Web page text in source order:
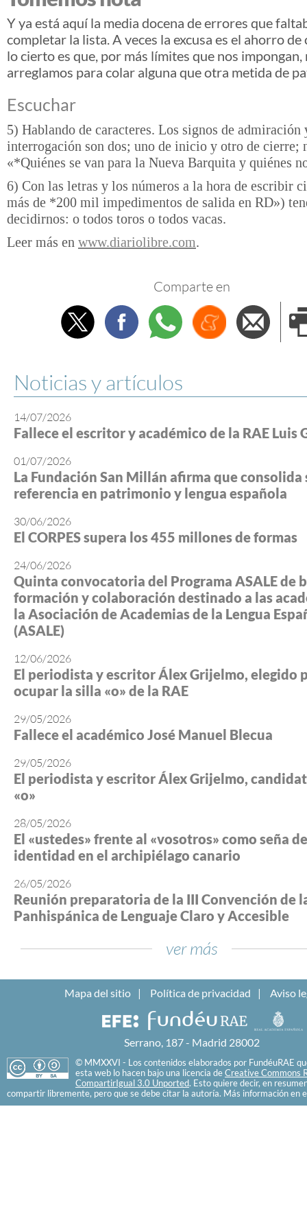
Y ya está aquí la media docena de errores que
completar la lista. A veces la excusa es el ahorro de
lo cierto es que, por más límites que nos impongan,
arreglamos para colar alguna que otra metida de
Escuchar
5) Hablando de caracteres. Los signos de admiración
interrogación son dos; uno de inicio y otro de cierre;
«*Quiénes se van para la Nueva Barquita y quiénes
6) Con las letras y los números a la hora de escribir
más de *200 mil impedimentos de salida en RD»)
decidirnos: o todos toros o todos vacas.
Leer más en www.diariolibre.com.
Comparte en
TwitterFacebookWhatsappMenéame
Noticias y artículos
14/07/2026
Fallece el escritor y académico de la RAE Luis
01/07/2026
La Fundación San Millán afirma que consolida
referencia en patrimonio y lengua española
30/06/2026
El CORPES supera los 455 millones de formas
24/06/2026
Quinta convocatoria del Programa ASALE de
formación y colaboración destinado a las
la Asociación de Academias de la Lengua
(ASALE)
12/06/2026
El periodista y escritor Álex Grijelmo, elegido
ocupar la silla «o» de la RAE
29/05/2026
Fallece el académico José Manuel Blecua
29/05/2026
El periodista y escritor Álex Grijelmo,
«o»
28/05/2026
El «ustedes» frente al «vosotros» como seña de
identidad en el archipiélago canario
26/05/2026
Reunión preparatoria de la III Convención de
Panhispánica de Lenguaje Claro y Accesible
ver más
Mapa del sitio Política de privacidad Aviso
Serrano, 187 - Madrid 28002
© MMXXVI - Los contenidos elaborados por FundéuRAE
esta web lo hacen bajo una licencia de Creative Commons
CompartirIgual 3.0 Unported. Esto quiere decir, en
compartir libremente, pero que se debe citar la autoría. Más información en